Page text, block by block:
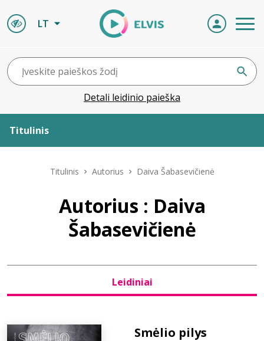
LT
Detali leidinio paieška
Titulinis
ELVIS atvyksta
Naujienos
Bibliotekoms
D.U.K.
Titulinis Autorius Daiva Šabasevičienė
Autorius : Daiva
Šabasevičienė
Leidiniai
Smėlio pilys